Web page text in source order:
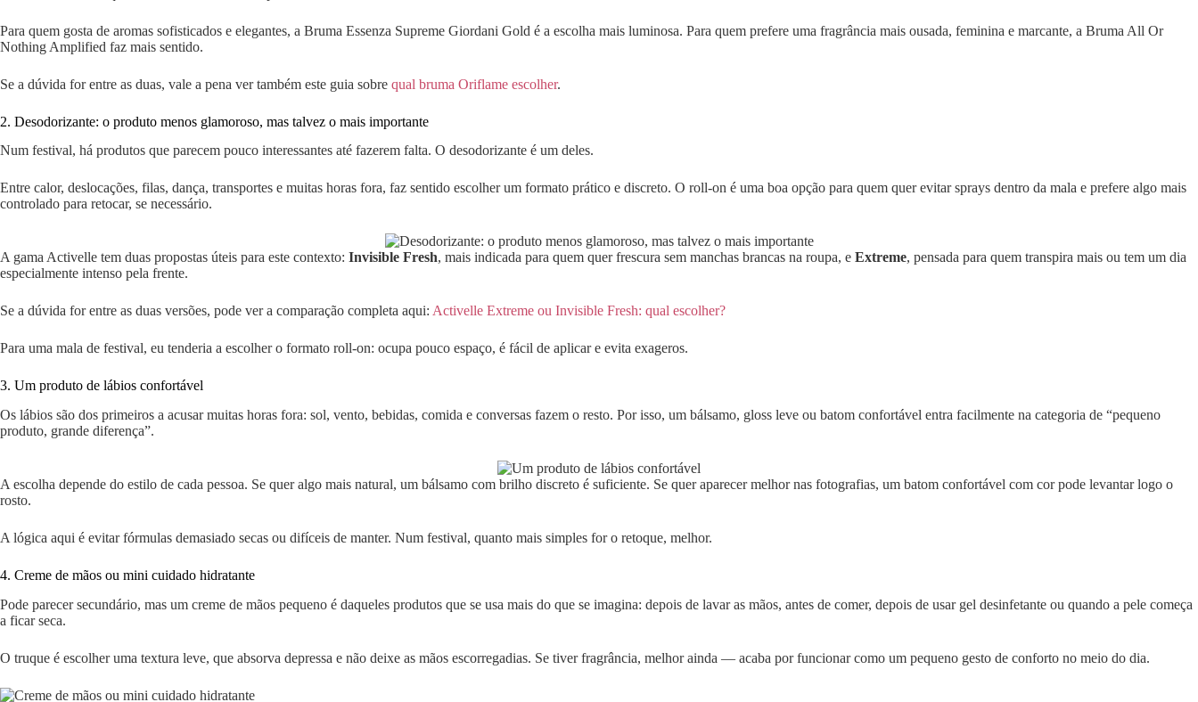
Para quem gosta de aromas sofisticados e elegantes, a Bruma Essenza Supreme Giordani Gold é a escolha mais luminosa. Para quem prefere uma fragrância mais ousada, feminina e marcante, a Bruma All Or
Nothing Amplified faz mais sentido.
Se a dúvida for entre as duas, vale a pena ver também este guia sobre qual bruma Oriflame escolher.
2. Desodorizante: o produto menos glamoroso, mas talvez o mais importante
Num festival, há produtos que parecem pouco interessantes até fazerem falta. O desodorizante é um deles.
Entre calor, deslocações, filas, dança, transportes e muitas horas fora, faz sentido escolher um formato prático e discreto. O roll-on é uma boa opção para quem quer evitar sprays dentro da mala e prefere algo mais
controlado para retocar, se necessário.
A gama Activelle tem duas propostas úteis para este contexto: Invisible Fresh, mais indicada para quem quer frescura sem manchas brancas na roupa, e Extreme, pensada para quem transpira mais ou tem um dia
especialmente intenso pela frente.
Se a dúvida for entre as duas versões, pode ver a comparação completa aqui: Activelle Extreme ou Invisible Fresh: qual escolher?
Para uma mala de festival, eu tenderia a escolher o formato roll-on: ocupa pouco espaço, é fácil de aplicar e evita exageros.
3. Um produto de lábios confortável
Os lábios são dos primeiros a acusar muitas horas fora: sol, vento, bebidas, comida e conversas fazem o resto. Por isso, um bálsamo, gloss leve ou batom confortável entra facilmente na categoria de “pequeno
produto, grande diferença”.
A escolha depende do estilo de cada pessoa. Se quer algo mais natural, um bálsamo com brilho discreto é suficiente. Se quer aparecer melhor nas fotografias, um batom confortável com cor pode levantar logo o
rosto.
A lógica aqui é evitar fórmulas demasiado secas ou difíceis de manter. Num festival, quanto mais simples for o retoque, melhor.
4. Creme de mãos ou mini cuidado hidratante
Pode parecer secundário, mas um creme de mãos pequeno é daqueles produtos que se usa mais do que se imagina: depois de lavar as mãos, antes de comer, depois de usar gel desinfetante ou quando a pele começa
a ficar seca.
O truque é escolher uma textura leve, que absorva depressa e não deixe as mãos escorregadias. Se tiver fragrância, melhor ainda — acaba por funcionar como um pequeno gesto de conforto no meio do dia.